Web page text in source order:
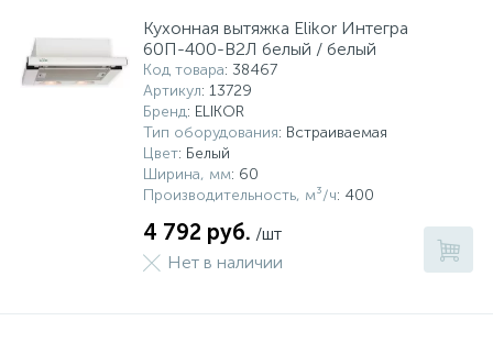
Кухонная вытяжка Elikor Интегра
60П-400-В2Л белый / белый
Код товара: 38467
Артикул: 13729
Бренд: ELIKOR
Тип оборудования: Встраиваемая
Цвет: Белый
Ширина, мм: 60
Производительность, м³/ч: 400
4 792 руб. /шт
Нет в наличии